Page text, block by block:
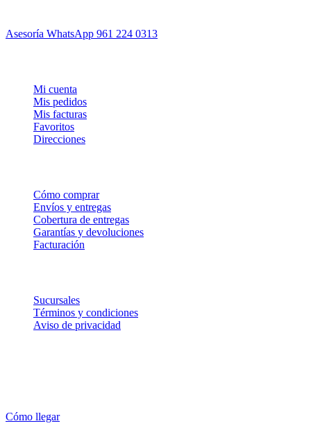
Asesoría WhatsApp 961 224 0313
Mi cuenta
Mis pedidos
Mis facturas
Favoritos
Direcciones
Cómo comprar
Envíos y entregas
Cobertura de entregas
Garantías y devoluciones
Facturación
Sucursales
Términos y condiciones
Aviso de privacidad
Cómo llegar